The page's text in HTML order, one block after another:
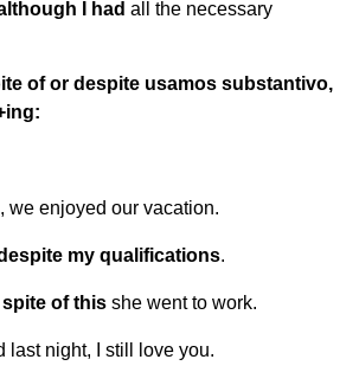
I had all the necessary
of or despite usamos substantivo,
, we enjoyed our vacation.
my qualifications.
spite of this she went to work.
last night, I still love you.